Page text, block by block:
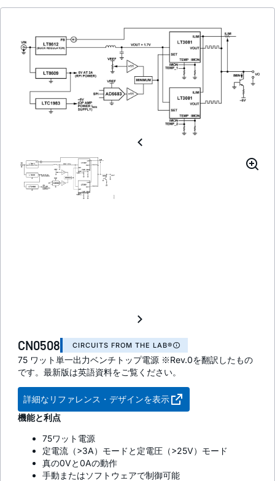
CN0508 CIRCUITS FROM THE LAB®
75 ワット単一出力ベンチトップ電源 ※Rev.0を翻訳したもの
です。最新版は英語資料をご覧ください。
詳細なリファレンス・デザインを表示
機能と利点
75ワット電源
定電流（>3A）モードと定電圧（>25V）モード
真の0Vと0Aの動作
手動またはソフトウェアで制御可能